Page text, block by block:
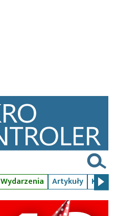
Wydarzenia Artykuły Kursy